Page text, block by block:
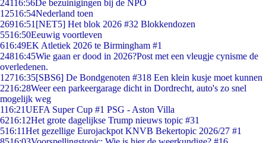
24116:56De bezuinigingen bij de NPO
12516:54Nederland toen
26916:51 [NET5] Het blok 2026 #32 Blokkendozen
5516:50Eeuwig voortleven
616:49EK Atletiek 2026 te Birmingham #1
24816:45Wie gaan er dood in 2026?Post met een vleugje cynisme de
overledenen.
12716:35[SBS6] De Bondgenoten #318 Een klein kusje moet kunnen
2216:28Weer een parkeergarage dicht in Dordrecht, auto's zo snel
mogelijk weg
116:21UEFA Super Cup #1 PSG - Aston Villa
6216:12Het grote dagelijkse Trump nieuws topic #31
516:11Het gezellige Eurojackpot KNVB Bekertopic 2026/27 #1